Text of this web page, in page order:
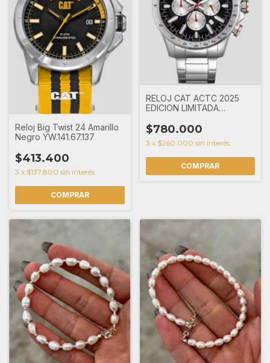
Reloj Big Twist 24 Amarillo
Negro YW.141.67.137
$413.400
3 x $137.800 sin interés
RELOJ CAT ACTC 2025
EDICION LIMITADA
$780.000
3 x $260.000 sin interés